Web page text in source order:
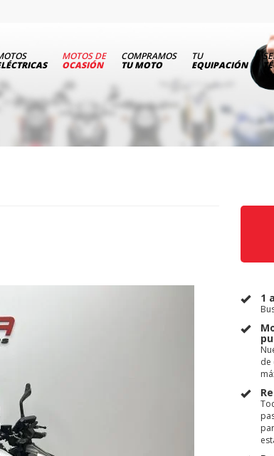
MOTOS DE
OCASIÓN
COMPRAMOS
TU MOTO
TU
EQUIPACIÓN
1
de